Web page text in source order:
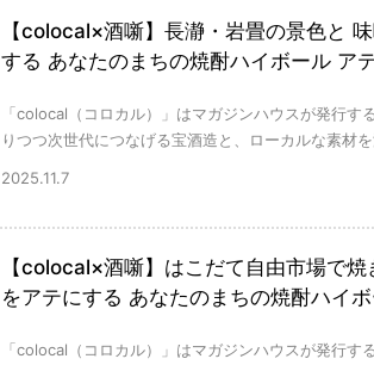
【colocal×酒噺】長瀞・岩畳の景色と
する あなたのまちの焼酎ハイボール ア
「colocal（コロカル）」はマガジンハウスが発行す
りつつ次世代につなげる宝酒造と、ローカルな素材
2025.11.7
【colocal×酒噺】はこだて自由市場で
をアテにする あなたのまちの焼酎ハイ
「colocal（コロカル）」はマガジンハウスが発行す